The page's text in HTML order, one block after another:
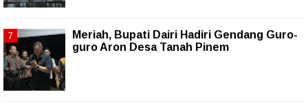
Meriah, Bupati Dairi Hadiri Gendang Guro-
guro Aron Desa Tanah Pinem